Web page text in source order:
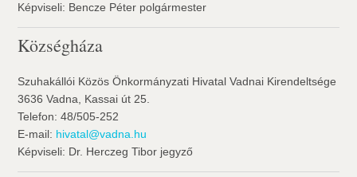
Képviseli: Bencze Péter polgármester
Községháza
Szuhakállói Közös Önkormányzati Hivatal Vadnai Kirendeltsége
3636 Vadna, Kassai út 25.
Telefon: 48/505-252
E-mail: hivatal@vadna.hu
Képviseli: Dr. Herczeg Tibor jegyző